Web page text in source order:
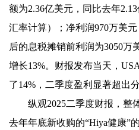
额为2.36亿美元，同比去年
汇率计算）；净利润970万美
后的息税摊销前利润为3050万
增长13%。财报发布当天，
了14%，二季度盈利显著超出
纵观2025二季度财报，整
去年年底新收购的“Hiya健康”